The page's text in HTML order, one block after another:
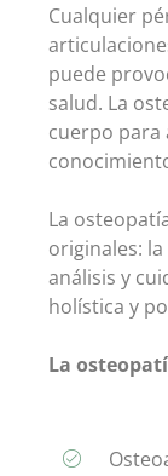
Cualquier
puede
salud. La
cuerpo para
La
originales:
análisis y
holística y
La